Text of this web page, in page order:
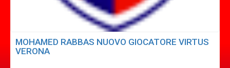
MOHAMED RABBAS NUOVO GIOCATORE VIRTUS
VERONA